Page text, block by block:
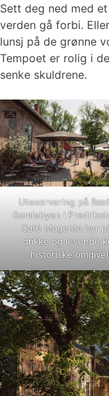
Sett deg ned med
verden gå forbi.
lunsj på de grønne
Tempoet er rolig i
senke skuldrene.
Uteservering på
Gamlebyen i
Café Magenta byr
drikke og levende
historiske